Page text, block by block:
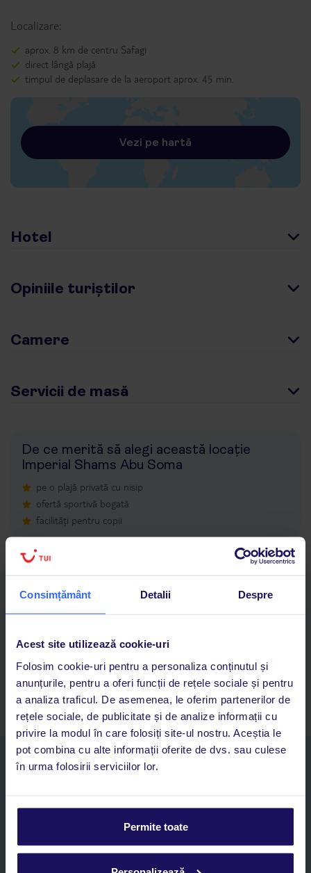
Consimțământ Detalii Despre
Acest site utilizează cookie-uri
Folosim cookie-uri pentru a personaliza conținutul și
anunțurile, pentru a oferi funcții de rețele sociale și pentru
a analiza traficul. De asemenea, le oferim partenerilor de
rețele sociale, de publicitate și de analize informații cu
privire la modul în care folosiți site-ul nostru. Aceștia le
pot combina cu alte informații oferite de dvs. sau culese
în urma folosirii serviciilor lor.
Permite toate
Localizare:
aprox. 8 km de centru Safagi
direct lângă plajă
timpul de deplasare de la aeroport aprox. 45 min.
Vezi pe hartă
Hotel
Opiniile turiștilor
Camere
Servicii de masă
De ce merită să alegi această locație
Imperial Shams Abu Soma
pe o plajă privată cu nisip
ofertă sportivă bogată
facilități pentru copii
Descarcă acum aplicația TUI
Cauți rapid vacanțe și hoteluri din toată lumea
Acces la rezervările curente pentru vacanțe și hoteluri, într-o
singură aplicație
Asistență 24/7 prin chat, pe toată durata vacanței
Abonați-vă la newsletter
Sunt de acord cu prelucrarea datelor mele personale de către TUI